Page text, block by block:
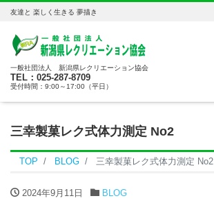
友達と 楽しく生きる 夢描き
一般社団法人 新潟県レクリエーション協会
TEL：025-287-8709
受付時間：9:00～17:00（平日）
三幸製菓レク式体力測定 No2
TOP BLOG 三幸製菓レク式体力測定 No2
2024年9月11日 BLOG